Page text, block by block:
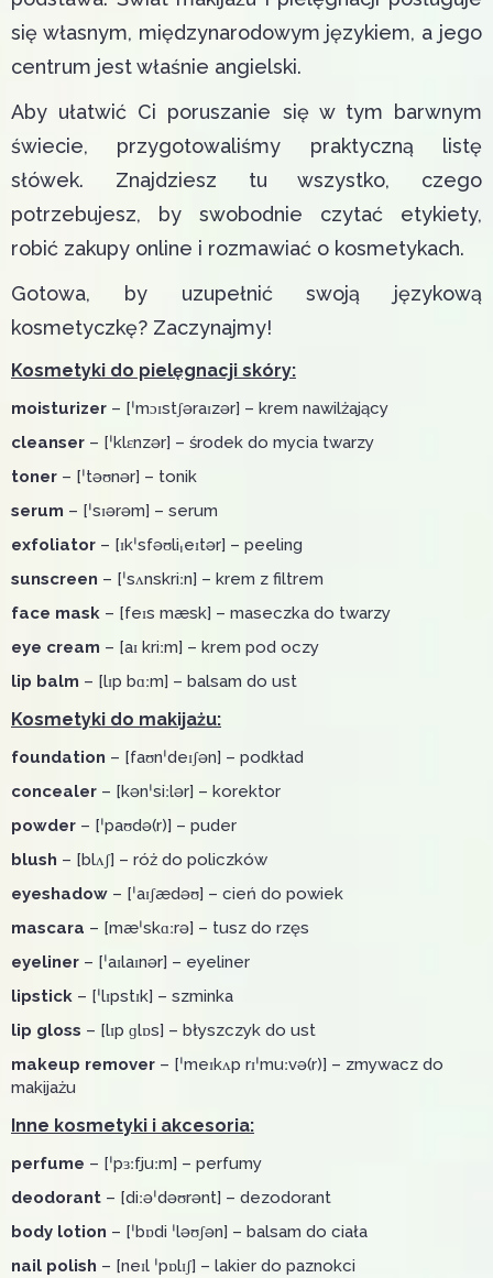
się własnym, międzynarodowym językiem, a jego
centrum jest właśnie angielski.
Aby ułatwić Ci poruszanie się w tym barwnym
świecie, przygotowaliśmy praktyczną listę
słówek. Znajdziesz tu wszystko, czego
potrzebujesz, by swobodnie czytać etykiety,
robić zakupy online i rozmawiać o kosmetykach.
Gotowa, by uzupełnić swoją językową
kosmetyczkę? Zaczynajmy!
Kosmetyki do pielęgnacji skóry:
moisturizer – [ˈmɔɪstʃəraɪzər] – krem nawilżający
cleanser – [ˈklɛnzər] – środek do mycia twarzy
toner – [ˈtəʊnər] – tonik
serum – [ˈsɪərəm] – serum
exfoliator – [ɪkˈsfəʊliˌeɪtər] – peeling
sunscreen – [ˈsʌnskriːn] – krem z filtrem
face mask – [feɪs mæsk] – maseczka do twarzy
eye cream – [aɪ kriːm] – krem pod oczy
lip balm – [lɪp bɑːm] – balsam do ust
Kosmetyki do makijażu:
foundation – [faʊnˈdeɪʃən] – podkład
concealer – [kənˈsiːlər] – korektor
powder – [ˈpaʊdə(r)] – puder
blush – [blʌʃ] – róż do policzków
eyeshadow – [ˈaɪʃædəʊ] – cień do powiek
mascara – [mæˈskɑːrə] – tusz do rzęs
eyeliner – [ˈaɪlaɪnər] – eyeliner
lipstick – [ˈlɪpstɪk] – szminka
lip gloss – [lɪp ɡlɒs] – błyszczyk do ust
makeup remover – [ˈmeɪkʌp rɪˈmuːvə(r)] – zmywacz do
makijażu
Inne kosmetyki i akcesoria:
perfume – [ˈpɜːfjuːm] – perfumy
deodorant – [diːəˈdəʊrənt] – dezodorant
body lotion – [ˈbɒdi ˈləʊʃən] – balsam do ciała
nail polish – [neɪl ˈpɒlɪʃ] – lakier do paznokci